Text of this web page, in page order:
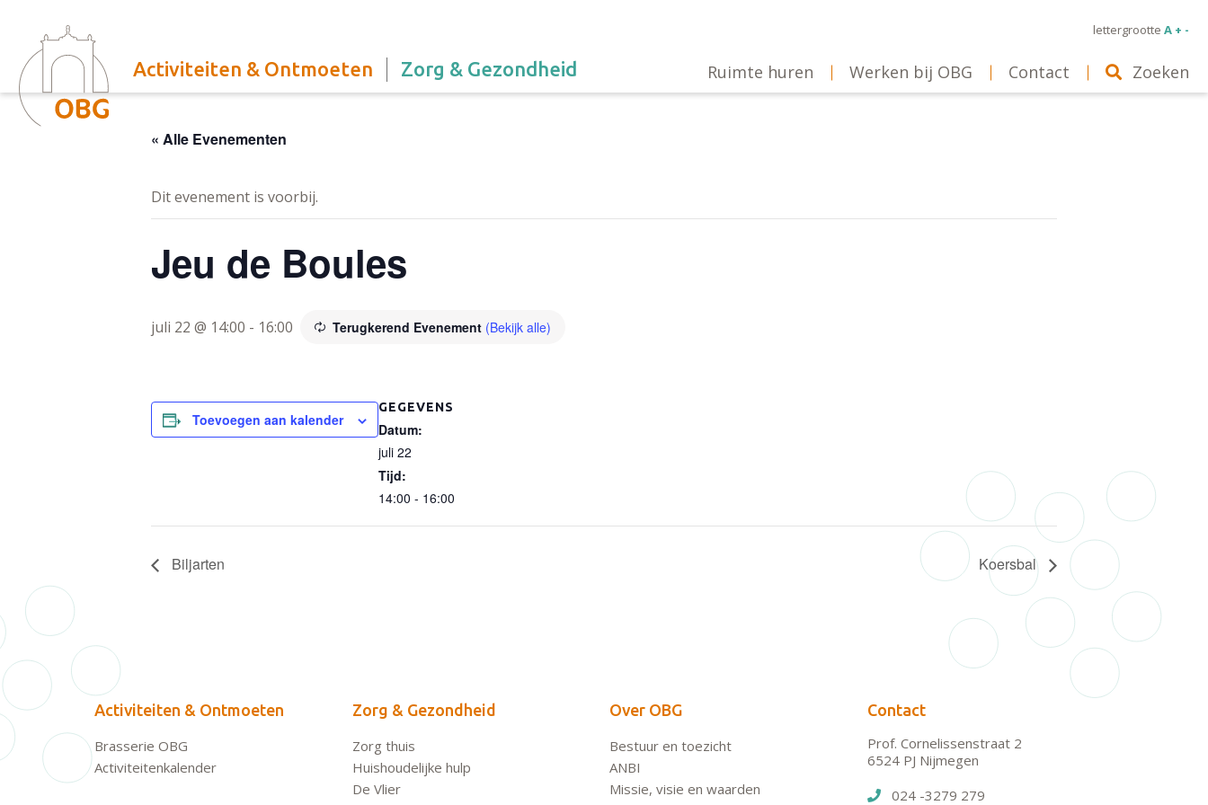
« Alle Evenementen
Dit evenement is voorbij.
Jeu de Boules
juli 22 @ 14:00 - 16:00 Terugkerend Evenement (Bekijk alle)
Toevoegen aan kalender
GEGEVENS
Datum:
juli 22
Tijd:
14:00 - 16:00
Biljarten Koersbal
Activiteiten & Ontmoeten
Brasserie OBG
Activiteitenkalender
Zorg & Gezondheid
Zorg thuis
Huishoudelijke hulp
De Vlier
Over OBG
Bestuur en toezicht
ANBI
Missie, visie en waarden
Contact
Prof. Cornelissenstraat 2
6524 PJ Nijmegen
024 -3279 279
lettergrootte A + -
Activiteiten & Ontmoeten Zorg & Gezondheid Ruimte huren Werken bij OBG Contact Zoeken